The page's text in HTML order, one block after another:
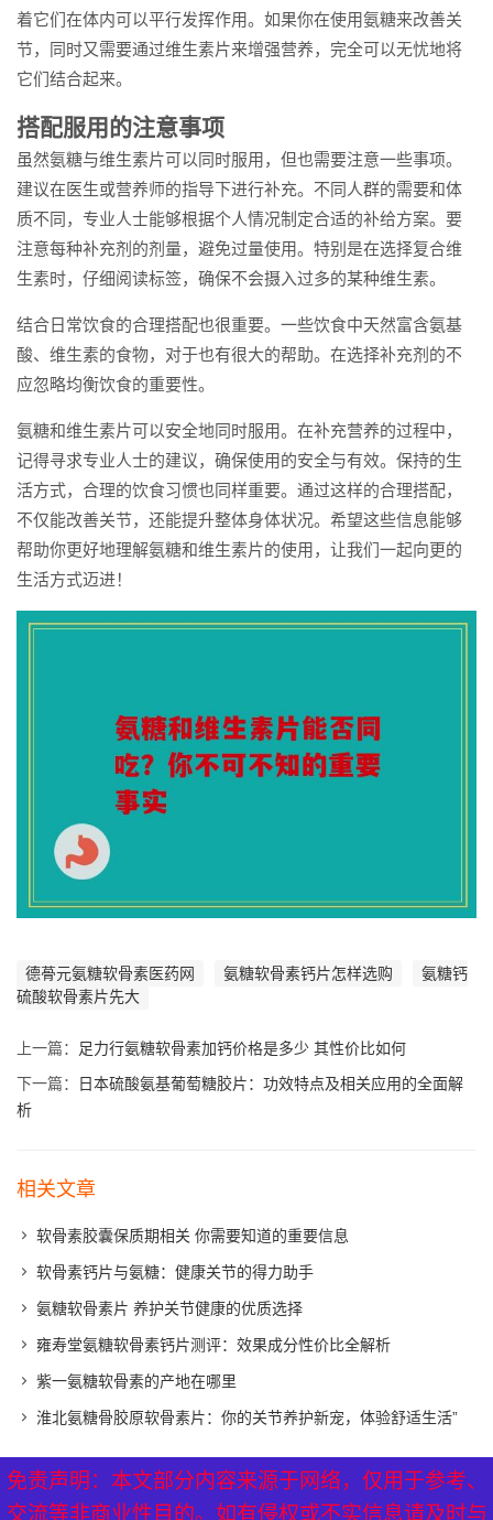
着它们在体内可以平行发挥作用。如果你在使用氨糖来改善关
节，同时又需要通过维生素片来增强营养，完全可以无忧地将
它们结合起来。
搭配服用的注意事项
虽然氨糖与维生素片可以同时服用，但也需要注意一些事项。
建议在医生或营养师的指导下进行补充。不同人群的需要和体
质不同，专业人士能够根据个人情况制定合适的补给方案。要
注意每种补充剂的剂量，避免过量使用。特别是在选择复合维
生素时，仔细阅读标签，确保不会摄入过多的某种维生素。
结合日常饮食的合理搭配也很重要。一些饮食中天然富含氨基
酸、维生素的食物，对于也有很大的帮助。在选择补充剂的不
应忽略均衡饮食的重要性。
氨糖和维生素片可以安全地同时服用。在补充营养的过程中，
记得寻求专业人士的建议，确保使用的安全与有效。保持的生
活方式，合理的饮食习惯也同样重要。通过这样的合理搭配，
不仅能改善关节，还能提升整体身体状况。希望这些信息能够
帮助你更好地理解氨糖和维生素片的使用，让我们一起向更的
生活方式迈进！
德蓇元氨糖软骨素医药网 氨糖软骨素钙片怎样选购
氨糖钙
硫酸软骨素片先大
上一篇：
足力行氨糖软骨素加钙价格是多少 其性价比如何
下一篇：
日本硫酸氨基葡萄糖胶片：功效特点及相关应用的全面解
析
相关文章
软骨素胶囊保质期相关 你需要知道的重要信息
软骨素钙片与氨糖：健康关节的得力助手
氨糖软骨素片 养护关节健康的优质选择
雍寿堂氨糖软骨素钙片测评：效果成分性价比全解析
紫一氨糖软骨素的产地在哪里
淮北氨糖骨胶原软骨素片：你的关节养护新宠，体验舒适生活”
免责声明：本文部分内容来源于网络，仅用于参考、
交流等非商业性目的。如有侵权或不实信息请及时与
XML地图| 网站地图 热点关注
免责声明：本文部分内容来源于网络，仅用于参考、
交流等非商业性目的。如有侵权或不实信息请及时与